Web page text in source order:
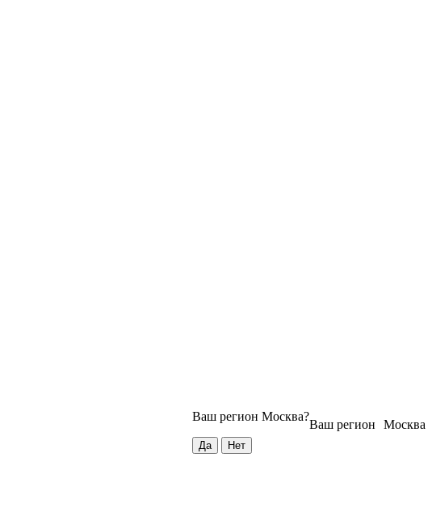
Москва
Ваш регион
Ваш регион Москва?